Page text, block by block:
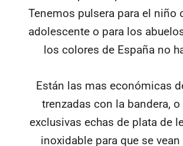
Tenemos pulsera para el niño
adolescente o para los
los colores de España no
Están las mas económicas
trenzadas con la bandera,
exclusivas echas de plata de
inoxidable para que se